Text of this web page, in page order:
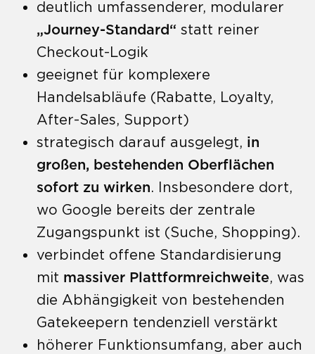
deutlich umfassenderer, modularer
„Journey-Standard“ statt reiner
Checkout-Logik
geeignet für komplexere
Handelsabläufe (Rabatte, Loyalty,
After-Sales, Support)
strategisch darauf ausgelegt, in
großen, bestehenden Oberflächen
sofort zu wirken. Insbesondere dort,
wo Google bereits der zentrale
Zugangspunkt ist (Suche, Shopping).
verbindet offene Standardisierung
mit massiver Plattformreichweite, was
die Abhängigkeit von bestehenden
Gatekeepern tendenziell verstärkt
höherer Funktionsumfang, aber auch